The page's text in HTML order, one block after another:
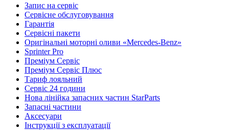
Запис на сервіс
Сервісне обслуговування
Гарантія
Сервісні пакети
Оригінальні моторні оливи «Mercedes-Benz»
Sprinter Pro
Преміум Сервіс
Преміум Сервіс Плюс
Тариф лояльний
Сервіс 24 години
Нова лінійка запасних частин StarParts
Запасні частини
Аксесуари
Інструкції з експлуатації